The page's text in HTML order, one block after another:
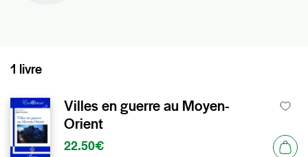
1 livre
Villes en guerre au Moyen-
Orient
22.50€